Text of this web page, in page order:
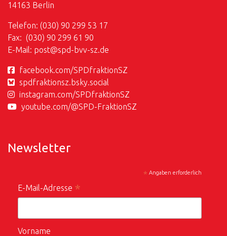
14163 Berlin
Telefon: (030) 90 299 53 17
Fax: (030) 90 299 61 90
E-Mail: post@spd-bvv-sz.de
facebook.com/SPDfraktionSZ
spdfraktionsz.bsky.social
instagram.com/SPDfraktionSZ
youtube.com/@SPD-FraktionSZ
Newsletter
* Angaben erforderlich
E-Mail-Adresse *
Vorname